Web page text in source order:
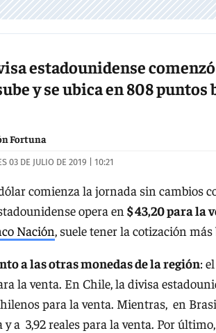
estadounidense
y se ubica en 808 puntos
Fortuna
03 DE JULIO DE 2019 | 10:21
comienza la jornada sin cambios
opera en $ 43,20 para la
Nación, suele tener la cotización
a las otras monedas de la región:
la venta. En Chile, la divisa
para la venta. Mientras, en
a 3,92 reales para la venta. Por